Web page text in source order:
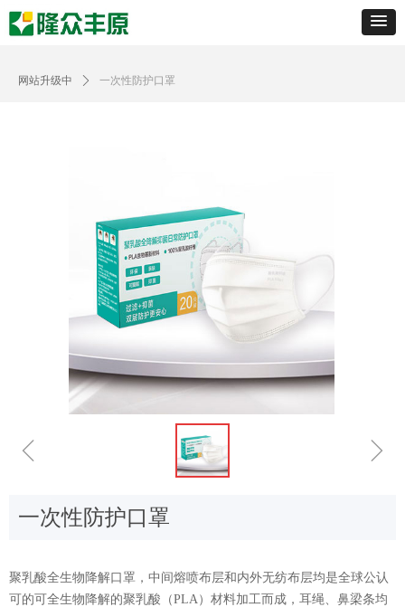
网站升级中 ꄲ 一次性防护口罩
ꁆ ꁇ
聚乳酸全生物降解口罩，中间熔喷布层和内外无纺布层均是全球公认
可的可全生物降解的聚乳酸（PLA）材料加工而成，耳绳、鼻梁条均
一次性防护口罩